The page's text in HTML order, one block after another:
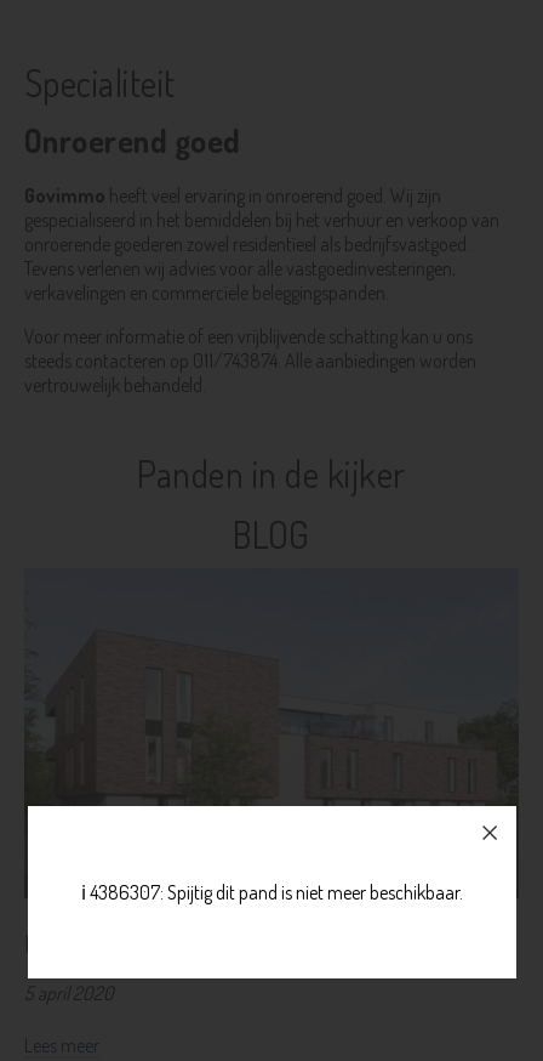
Specialiteit
Onroerend goed
Govimmo heeft veel ervaring in onroerend goed. Wij zijn
gespecialiseerd in het bemiddelen bij het verhuur en verkoop van
onroerende goederen zowel residentïeel als bedrijfsvastgoed.
Tevens verlenen wij advies voor alle vastgoedinvesteringen,
verkavelingen en commercïele beleggingspanden.
Voor meer informatie of een vrijblijvende schatting kan u ons
steeds contacteren op 011/743874. Alle aanbiedingen worden
vertrouwelijk behandeld.
Panden in de kijker
BLOG
Nieuwbouwproject Heusden-Zolder
5 april 2020
Lees meer
ℹ️ 4386307: Spijtig dit pand is niet meer beschikbaar.